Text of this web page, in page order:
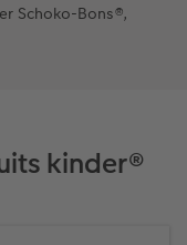
Schoko-Bons®,
kinder®